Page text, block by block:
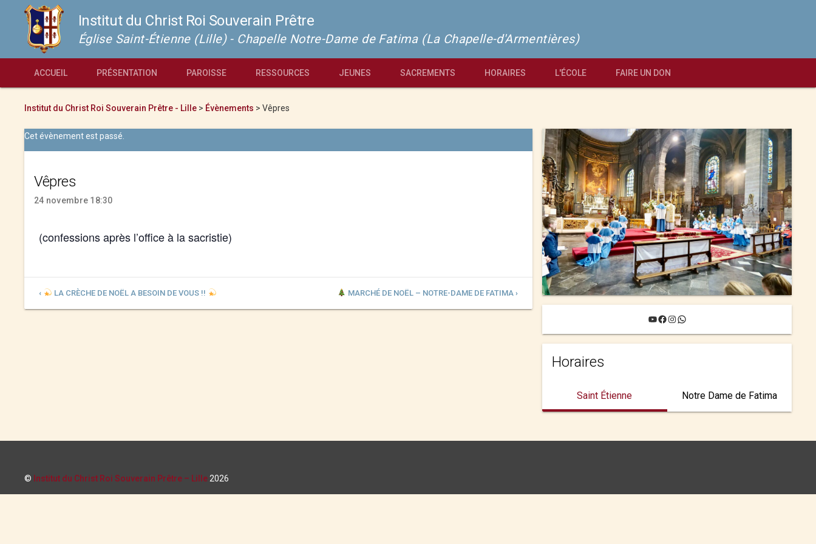
Institut du Christ Roi Souverain Prêtre
Église Saint-Étienne (Lille) - Chapelle Notre-Dame de Fatima (La Chapelle-d'Armentières)
ACCUEIL PRÉSENTATION PAROISSE RESSOURCES JEUNES SACREMENTS HORAIRES L'ÉCOLE FAIRE UN DON
Institut du Christ Roi Souverain Prêtre - Lille > Évènements > Vêpres
Cet évènement est passé.
Vêpres
24 novembre 18:30
(confessions après l’office à la sacristie)
‹ LA CRÈCHE DE NOËL A BESOIN DE VOUS !! MARCHÉ DE NOËL – NOTRE-DAME DE FATIMA ›
YouTube
Facebook
Instagram
WhatsApp
Horaires
Saint Étienne Notre Dame de Fatima
© Institut du Christ Roi Souverain Prêtre – Lille 2026